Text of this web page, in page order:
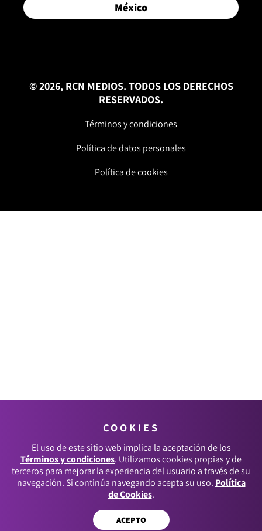
México
© 2026, RCN MEDIOS. TODOS LOS DERECHOS
RESERVADOS.
Términos y condiciones
Política de datos personales
Política de cookies
COOKIES
El uso de este sitio web implica la aceptación de los
Términos y condiciones. Utilizamos cookies propias y de
terceros para mejorar la experiencia del usuario a través de su
navegación. Si continúa navegando acepta su uso. Política
de Cookies.
ACEPTO